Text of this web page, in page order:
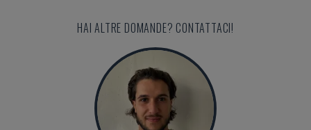
HAI ALTRE DOMANDE? CONTATTACI!